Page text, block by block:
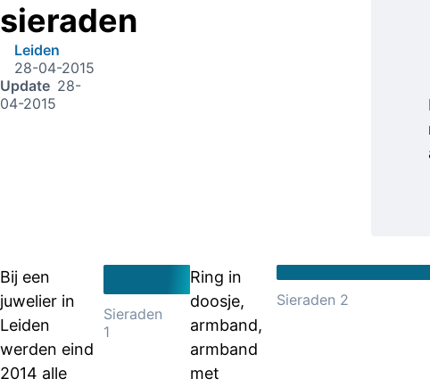
sieraden
Leiden
28-04-2015
Update 28-
04-2015
Bij een
juwelier in
Leiden
werden eind
2014 alle
Sieraden
1
Ring in
doosje,
armband,
armband
met
Sieraden 2